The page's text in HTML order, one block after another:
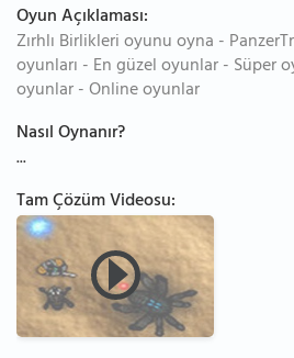
Oyun Açıklaması:
Zırhlı Birlikleri oyunu oyna -
oyunları - En güzel oyunlar - Süper
oyunlar - Online oyunlar
Nasıl Oynanır?
...
Tam Çözüm Videosu: